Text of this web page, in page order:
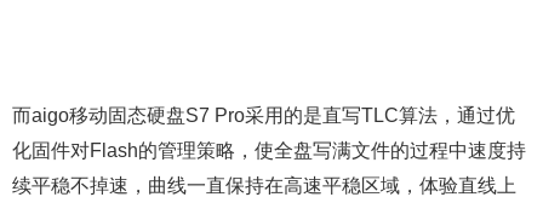
而aigo移动固态硬盘S7 Pro采用的是直写TLC算法，通过优
化固件对Flash的管理策略，使全盘写满文件的过程中速度持
续平稳不掉速，曲线一直保持在高速平稳区域，体验直线上